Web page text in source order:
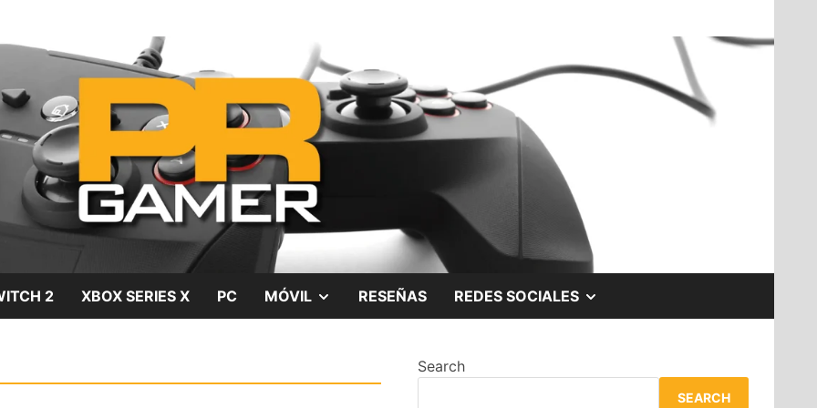
2 XBOX SERIES X PC MÓVIL SHOW
MENU
RESEÑAS REDES SOCIALES
Search
SEARCH